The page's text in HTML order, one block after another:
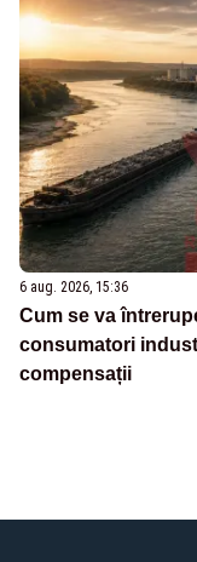
6 aug. 2026, 15:36
Cum se va
consumatori
compensații